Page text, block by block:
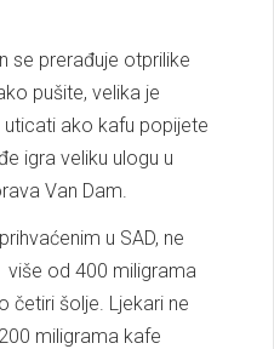
se prerađuje otprilike
pušite, velika je
ako kafu popijete
igra veliku ulogu u
Van Dam.
u SAD, ne
više od 400 miligrama
četiri šolje. Ljekari ne
miligrama kafe